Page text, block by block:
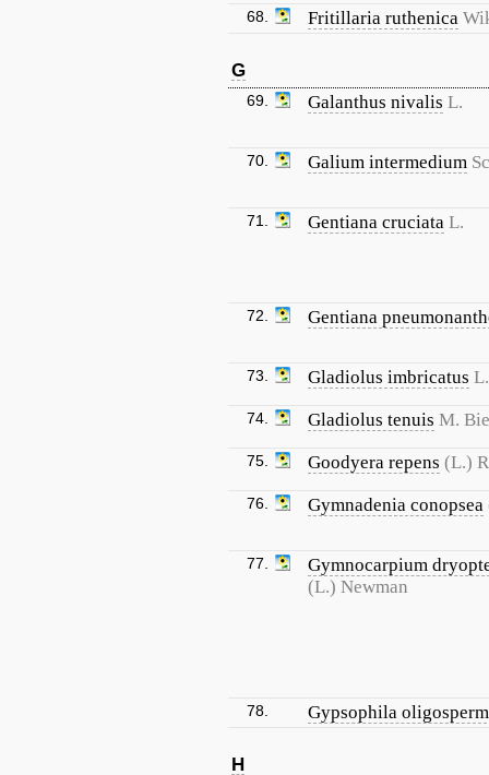
68. Fritillaria ruthenica
G
69. Galanthus nivalis L.
70. Galium intermedium
71. Gentiana cruciata L.
72. Gentiana
73. Gladiolus imbricatus L.
74. Gladiolus tenuis M.
75. Goodyera repens (L.)
76. Gymnadenia conopsea
77.
Gymnocarpium
(L.) Newman
78. Gypsophila
H